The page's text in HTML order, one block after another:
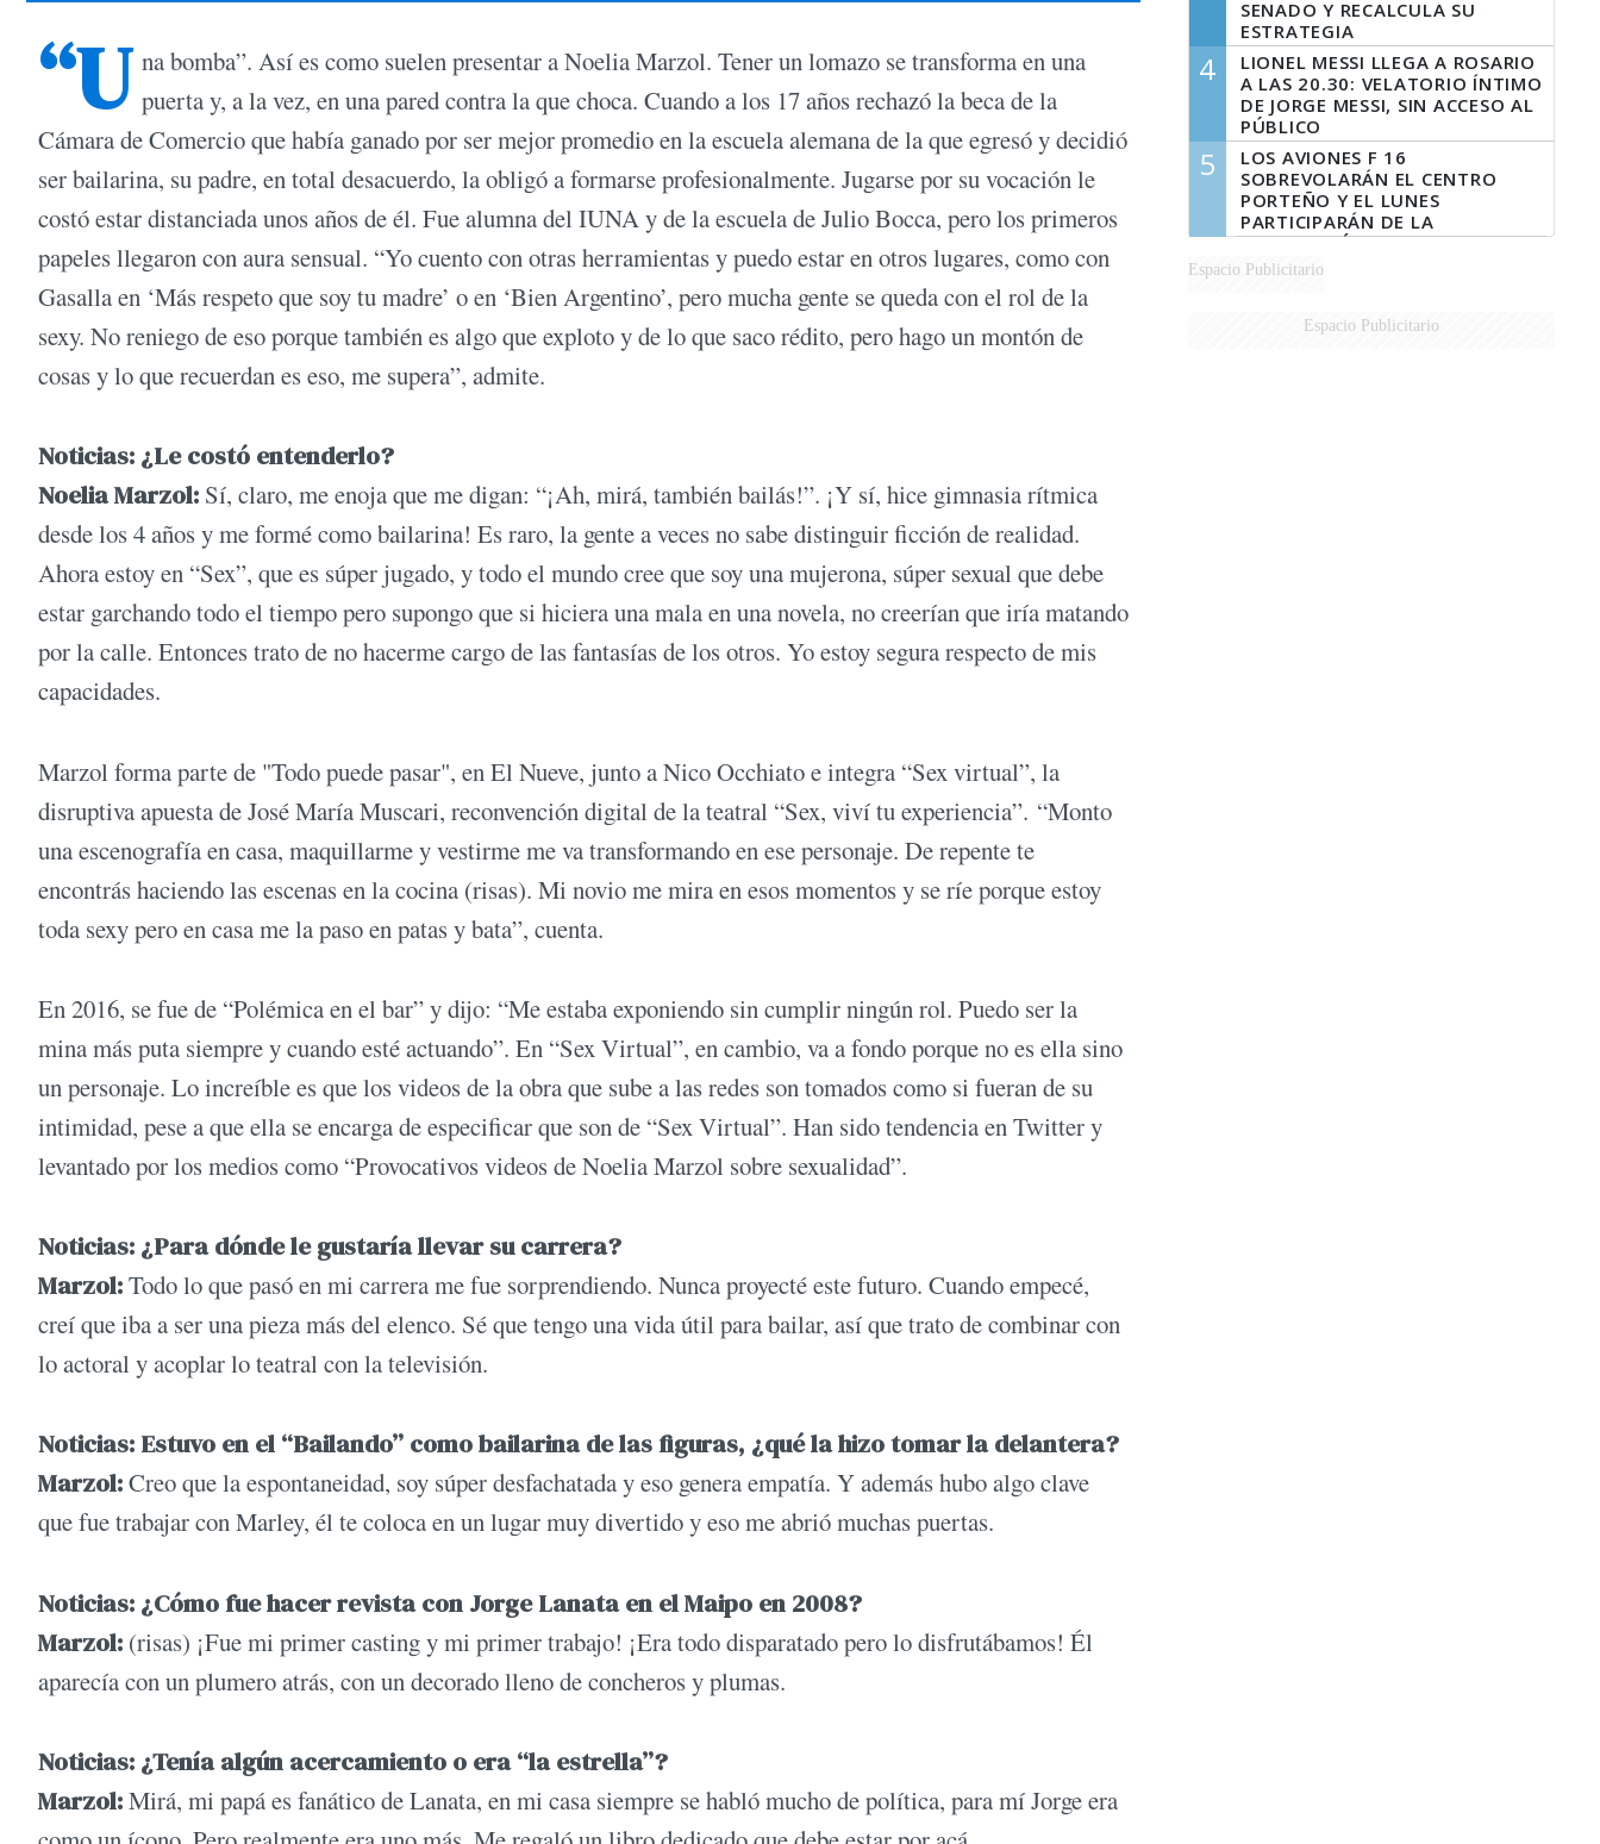
“U na bomba”. Así es como suelen presentar a Noelia Marzol. Tener un lomazo se transforma en una
puerta y, a la vez, en una pared contra la que choca. Cuando a los 17 años rechazó la beca de la
Cámara de Comercio que había ganado por ser mejor promedio en la escuela alemana de la que egresó y decidió
ser bailarina, su padre, en total desacuerdo, la obligó a formarse profesionalmente. Jugarse por su vocación le
costó estar distanciada unos años de él. Fue alumna del IUNA y de la escuela de Julio Bocca, pero los primeros
papeles llegaron con aura sensual. “Yo cuento con otras herramientas y puedo estar en otros lugares, como con
Gasalla en ‘Más respeto que soy tu madre’ o en ‘Bien Argentino’, pero mucha gente se queda con el rol de la
sexy. No reniego de eso porque también es algo que exploto y de lo que saco rédito, pero hago un montón de
cosas y lo que recuerdan es eso, me supera”, admite.
Noticias: ¿Le costó entenderlo?
Noelia Marzol: Sí, claro, me enoja que me digan: “¡Ah, mirá, también bailás!”. ¡Y sí, hice gimnasia rítmica
desde los 4 años y me formé como bailarina! Es raro, la gente a veces no sabe distinguir ficción de realidad.
Ahora estoy en “Sex”, que es súper jugado, y todo el mundo cree que soy una mujerona, súper sexual que debe
estar garchando todo el tiempo pero supongo que si hiciera una mala en una novela, no creerían que iría matando
por la calle. Entonces trato de no hacerme cargo de las fantasías de los otros. Yo estoy segura respecto de mis
capacidades.
Marzol forma parte de "Todo puede pasar", en El Nueve, junto a Nico Occhiato e integra “Sex virtual”, la
disruptiva apuesta de José María Muscari, reconvención digital de la teatral “Sex, viví tu experiencia”. “Monto
una escenografía en casa, maquillarme y vestirme me va transformando en ese personaje. De repente te
encontrás haciendo las escenas en la cocina (risas). Mi novio me mira en esos momentos y se ríe porque estoy
toda sexy pero en casa me la paso en patas y bata”, cuenta.
En 2016, se fue de “Polémica en el bar” y dijo: “Me estaba exponiendo sin cumplir ningún rol. Puedo ser la
mina más puta siempre y cuando esté actuando”. En “Sex Virtual”, en cambio, va a fondo porque no es ella sino
un personaje. Lo increíble es que los videos de la obra que sube a las redes son tomados como si fueran de su
intimidad, pese a que ella se encarga de especificar que son de “Sex Virtual”. Han sido tendencia en Twitter y
levantado por los medios como “Provocativos videos de Noelia Marzol sobre sexualidad”.
Noticias: ¿Para dónde le gustaría llevar su carrera?
Marzol:Todo lo que pasó en mi carrera me fue sorprendiendo. Nunca proyecté este futuro. Cuando empecé,
creí que iba a ser una pieza más del elenco. Sé que tengo una vida útil para bailar, así que trato de combinar con
lo actoral y acoplar lo teatral con la televisión.
Noticias: Estuvo en el “Bailando” como bailarina de las figuras, ¿qué la hizo tomar la delantera?
Marzol:Creo que la espontaneidad, soy súper desfachatada y eso genera empatía. Y además hubo algo clave
que fue trabajar con Marley, él te coloca en un lugar muy divertido y eso me abrió muchas puertas.
Noticias: ¿Cómo fue hacer revista con Jorge Lanata en el Maipo en 2008?
Marzol: (risas) ¡Fue mi primer casting y mi primer trabajo! ¡Era todo disparatado pero lo disfrutábamos! Él
aparecía con un plumero atrás, con un decorado lleno de concheros y plumas.
Noticias: ¿Tenía algún acercamiento o era “la estrella”?
Marzol:Mirá, mi papá es fanático de Lanata, en mi casa siempre se habló mucho de política, para mí Jorge era
SENADO Y RECALCULA SU
ESTRATEGIA
4
LIONEL MESSI LLEGA A ROSARIO
A LAS 20.30: VELATORIO ÍNTIMO
DE JORGE MESSI, SIN ACCESO AL
PÚBLICO
5
LOS AVIONES F 16
SOBREVOLARÁN EL CENTRO
PORTEÑO Y EL LUNES
PARTICIPARÁN DE LA
CELEBRACIÓN DE LA FUERZA
AÉREA
Espacio Publicitario
Espacio Publicitario